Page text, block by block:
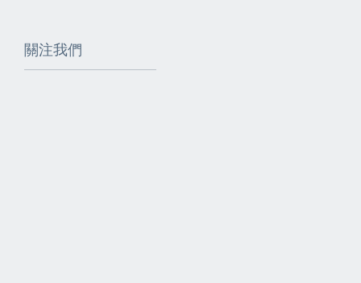
關注我們